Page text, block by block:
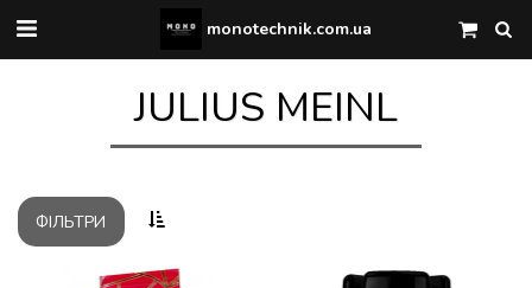
monotechnik.com.ua
JULIUS MEINL
ФІЛЬТРИ